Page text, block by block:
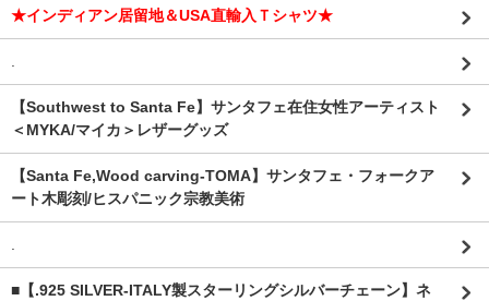
★インディアン居留地＆USA直輸入Ｔシャツ★
.
【Southwest to Santa Fe】サンタフェ在住女性アーティスト
＜MYKA/マイカ＞レザーグッズ
【Santa Fe,Wood carving-TOMA】サンタフェ・フォークア
ート木彫刻/ヒスパニック宗教美術
.
■【.925 SILVER-ITALY製スターリングシルバーチェーン】ネ